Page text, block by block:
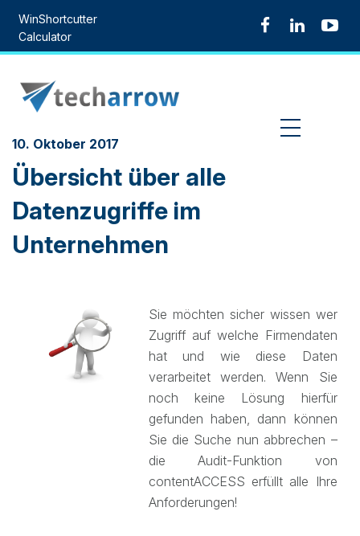
content
WinShortcutter
Calculator
10. Oktober 2017
Übersicht über alle
Datenzugriffe im
Unternehmen
Sie möchten sicher wissen wer
Zugriff auf welche Firmendaten
hat und wie diese Daten
verarbeitet werden. Wenn Sie
noch keine Lösung hierfür
gefunden haben, dann können
Sie die Suche nun abbrechen –
die Audit-Funktion von
contentACCESS erfüllt alle Ihre
Anforderungen!